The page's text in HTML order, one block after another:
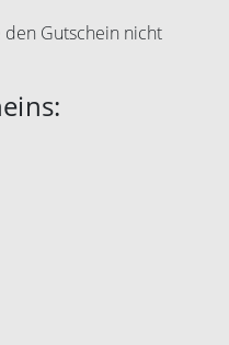
den Gutschein nicht